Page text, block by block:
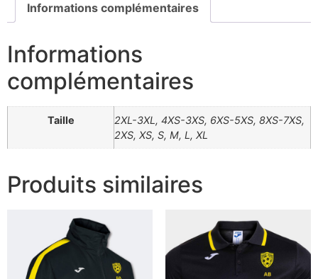
Informations complémentaires
Informations
complémentaires
Taille
2XL-3XL, 4XS-3XS, 6XS-5XS, 8XS-7XS,
2XS, XS, S, M, L, XL
Produits similaires